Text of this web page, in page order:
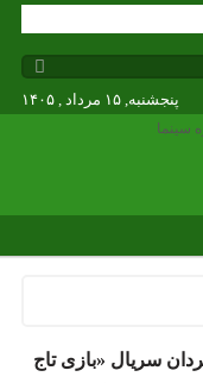
پنجشنبه, ۱۵ مرداد , ۱۴۰۵
سریال «بازی تاج